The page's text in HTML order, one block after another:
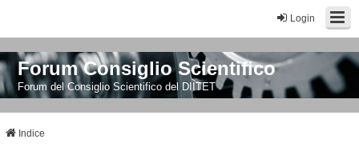
Login
Forum Consiglio Scientifico
Forum del Consiglio Scientifico del DIITET
Indice